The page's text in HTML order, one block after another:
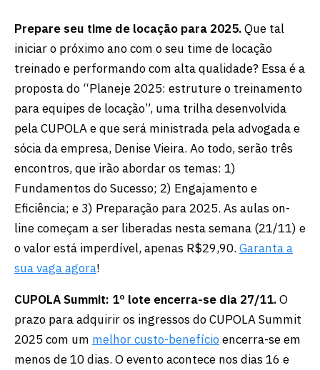
Prepare seu time de locação para 2025.Que tal
iniciar o próximo ano com o seu time de locação
treinado e performando com alta qualidade? Essa é a
proposta do “Planeje 2025: estruture o treinamento
para equipes de locação”, uma trilha desenvolvida
pela CUPOLA e que será ministrada pela advogada e
sócia da empresa, Denise Vieira. Ao todo, serão três
encontros, que irão abordar os temas: 1)
Fundamentos do Sucesso; 2) Engajamento e
Eficiência; e 3) Preparação para 2025. As aulas on-
line começam a ser liberadas nesta semana (21/11) e
o valor está imperdível, apenas R$29,90. Garanta a
sua vaga agora!
CUPOLA Summit: 1º lote encerra-se dia 27/11.O
prazo para adquirir os ingressos do CUPOLA Summit
2025 com um melhor custo-benefícioencerra-se em
menos de 10 dias. O evento acontece nos dias 16 e